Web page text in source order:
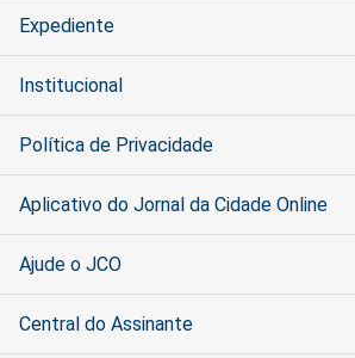
Expediente
Institucional
Política de Privacidade
Aplicativo do Jornal da Cidade Online
Ajude o JCO
Central do Assinante